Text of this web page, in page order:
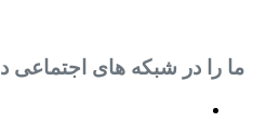
های اجتماعی دنبال کنید.